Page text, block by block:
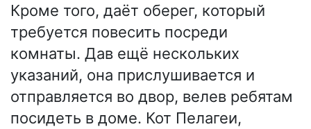
Кроме того, даёт оберег, который
требуется повесить посреди
комнаты. Дав ещё нескольких
указаний, она прислушивается и
отправляется во двор, велев ребятам
посидеть в доме. Кот Пелагеи,